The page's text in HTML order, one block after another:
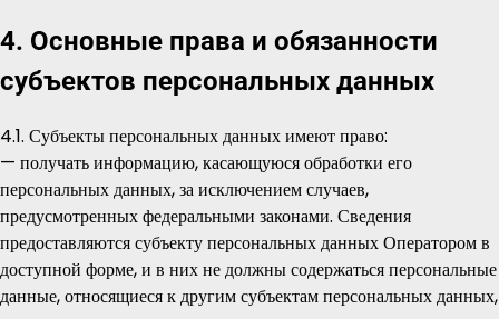
4. Основные права и обязанности
субъектов персональных данных
4.1. Субъекты персональных данных имеют право:
— получать информацию, касающуюся обработки его
персональных данных, за исключением случаев,
предусмотренных федеральными законами. Сведения
предоставляются субъекту персональных данных Оператором в
доступной форме, и в них не должны содержаться персональные
данные, относящиеся к другим субъектам персональных данных,